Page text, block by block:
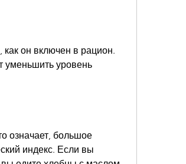
он включен в рацион.
уменьшить уровень
означает, большое
индекс. Если вы